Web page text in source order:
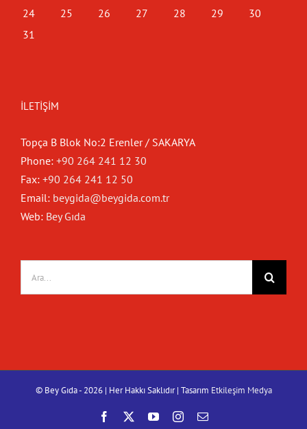
24
25 26 27 28 29
30
31
İLETIŞIM
Topça B Blok No:2 Erenler / SAKARYA
Phone: +90 264 241 12 30
Fax: +90 264 241 12 50
Email: beygida@beygida.com.tr
Web: Bey Gıda
© Bey Gıda - 2026 | Her Hakkı Saklıdır | Tasarım Etkileşim Medya
Facebook YouTubeInstagram
E-